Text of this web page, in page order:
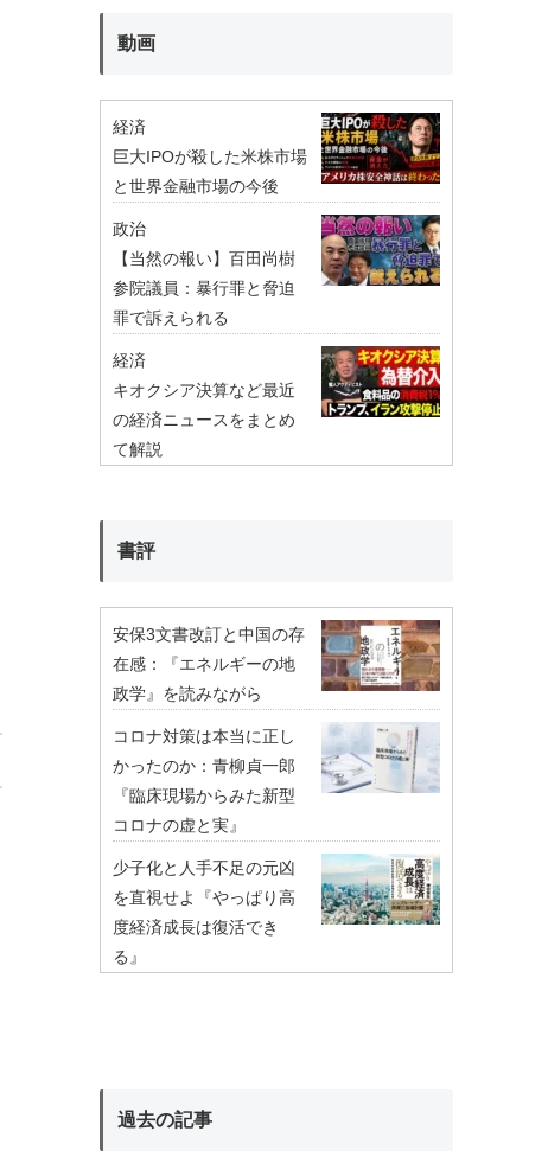
動画
経済
巨大IPOが殺した米株市場
と世界金融市場の今後
政治
【当然の報い】百田尚樹
参院議員：暴行罪と脅迫
罪で訴えられる
経済
キオクシア決算など最近
の経済ニュースをまとめ
て解説
書評
安保3文書改訂と中国の存
在感：『エネルギーの地
政学』を読みながら
コロナ対策は本当に正し
かったのか：青柳貞一郎
『臨床現場からみた新型
コロナの虚と実』
少子化と人手不足の元凶
を直視せよ『やっぱり高
度経済成長は復活でき
る』
過去の記事